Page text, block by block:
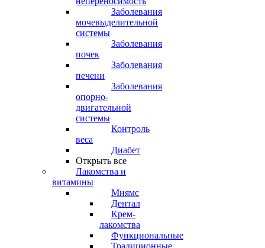
Заболевания
мочевыделительной
системы
Заболевания
почек
Заболевания
печени
Заболевания
опорно-
двигательной
системы
Контроль
веса
Диабет
Открыть все
Лакомства и
витамины
Мнямс
Дентал
Крем-
лакомства
Функциональные